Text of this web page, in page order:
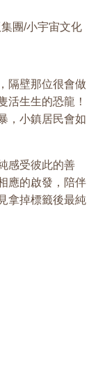
團/小宇宙文化
隔壁那位很會做
活生生的恐龍！
，小鎮居民會如
感受彼此的善
應的啟發，陪伴
拿掉標籤後最純